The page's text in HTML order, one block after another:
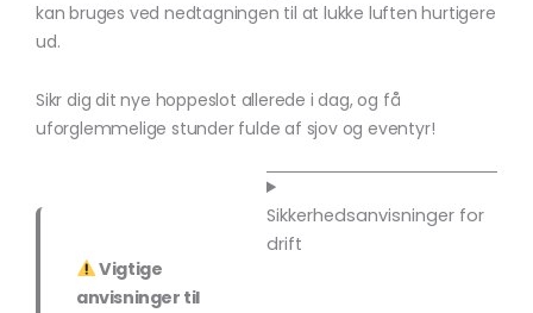
kan bruges ved nedtagningen til at lukke luften hurtigere
ud.
Sikr dig dit nye hoppeslot allerede i dag, og få
uforglemmelige stunder fulde af sjov og eventyr!
Vigtige
anvisninger til
Sikkerhedsanvisninger for
drift